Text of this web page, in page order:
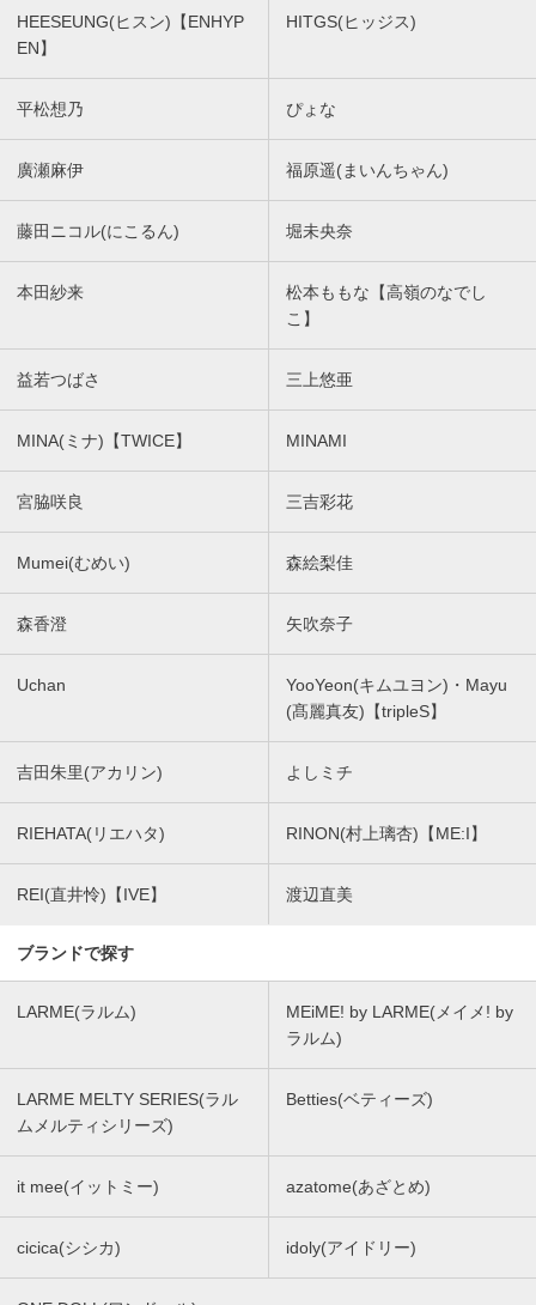
HEESEUNG(ヒスン)【ENHYP
EN】
HITGS(ヒッジス)
平松想乃 ぴょな
廣瀬麻伊 福原遥(まいんちゃん)
藤田ニコル(にこるん) 堀未央奈
本田紗来
松本ももな【高嶺のなでし
こ】
益若つばさ 三上悠亜
MINA(ミナ)【TWICE】 MINAMI
宮脇咲良 三吉彩花
Mumei(むめい) 森絵梨佳
森香澄 矢吹奈子
Uchan
YooYeon(キムユヨン)・Mayu
(髙麗真友)【tripleS】
吉田朱里(アカリン) よしミチ
RIEHATA(リエハタ) RINON(村上璃杏)【ME:I】
REI(直井怜)【IVE】 渡辺直美
ブランドで探す
LARME(ラルム)
MEiME! by LARME(メイメ! by
ラルム)
LARME MELTY SERIES(ラル
ムメルティシリーズ)
Betties(ベティーズ)
it mee(イットミー) azatome(あざとめ)
cicica(シシカ) idoly(アイドリー)